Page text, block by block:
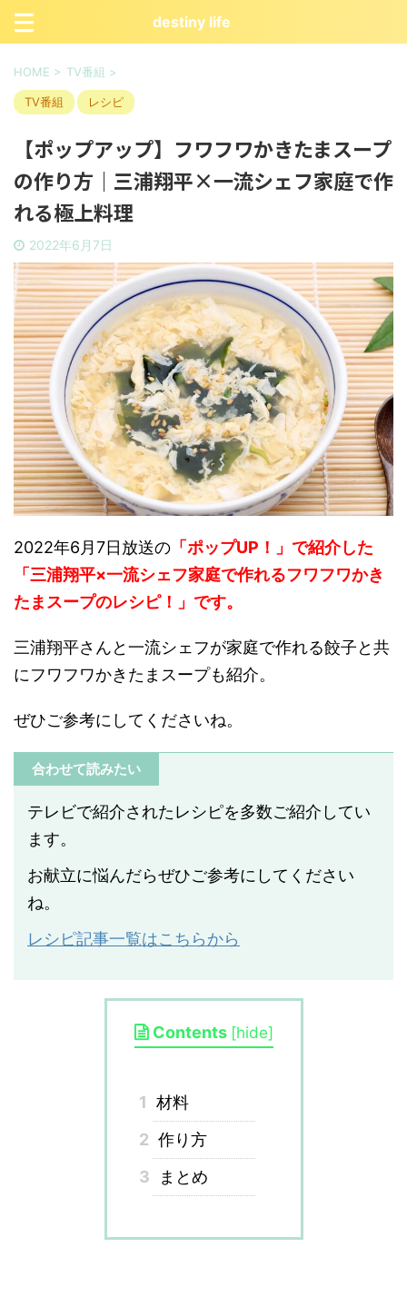
destiny life
HOME > TV番組 >
TV番組 レシピ
【ポップアップ】フワフワかきたまスープ
の作り方｜三浦翔平×一流シェフ家庭で作
れる極上料理
2022年6月7日
2022年6月7日放送の 「ポップUP！」で紹介した
「三浦翔平×一流シェフ家庭で作れるフワフワかき
たまスープのレシピ！」です。
三浦翔平さんと一流シェフが家庭で作れる餃子と共
にフワフワかきたまスープも紹介。
ぜひご参考にしてくださいね。
合わせて読みたい
テレビで紹介されたレシピを多数ご紹介してい
ます。
お献立に悩んだらぜひご参考にしてください
ね。
レシピ記事一覧はこちらから
Contents [hide]
1 材料
2 作り方
3
まとめ